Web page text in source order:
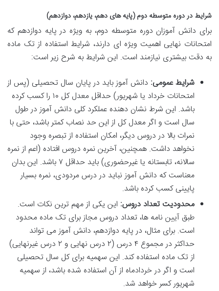
شرایط در دوره متوسطه دوم (پایه های دهم، یازدهم، دوازدهم)
برای دانش آموزان دوره متوسطه دوم، به ویژه در پایه دوازدهم که
امتحانات نهایی اهمیت ویژه ای دارند، شرایط استفاده از تک ماده
به دقت بیشتری نیازمند است. این شرایط به شرح زیر است:
شرایط عمومی: دانش آموز باید در پایان سال تحصیلی (پس از
امتحانات خرداد یا شهریور) حداقل معدل کل ۱۰ را کسب کرده
باشد. این شرط نشان دهنده عملکرد کلی دانش آموز در طول
سال است و اگر معدل کل از این حد نصاب کمتر باشد، حتی با
نمرات بالا در دروس دیگر، امکان استفاده از تبصره وجود
نخواهد داشت. همچنین، آخرین نمره دروس افتاده (اعم از نمره
سالانه، تابستانه یا غیرحضوری) باید حداقل ۷ باشد. این بدان
معناست که دانش آموز نباید در درس مردودی، نمره بسیار
پایینی کسب کرده باشد.
محدودیت تعداد دروس: این یکی از مهم ترین نکات است.
طبق آیین نامه ها، تعداد دروس مجاز برای تک ماده محدود
است. برای مثال، در پایه دوازدهم، دانش آموز می تواند
حداکثر در مجموع ۴ درس (۲ درس نهایی و ۲ درس غیرنهایی)
از تک ماده استفاده کند. این سهمیه برای کل سال تحصیلی
است و اگر در خردادماه از آن استفاده شده باشد، از سهمیه
شهریور کسر خواهد شد.